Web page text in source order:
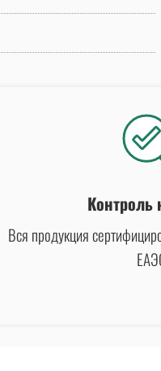
Контроль
Вся продукция